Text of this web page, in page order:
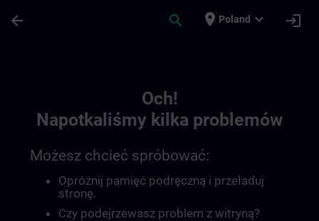
arrow_back search place Poland expand_more login
Och!
Napotkaliśmy kilka problemów
Możesz chcieć spróbować:
Opróżnij pamięć podręczną i przeładuj
stronę.
Czy podejrzewasz problem z witryną?